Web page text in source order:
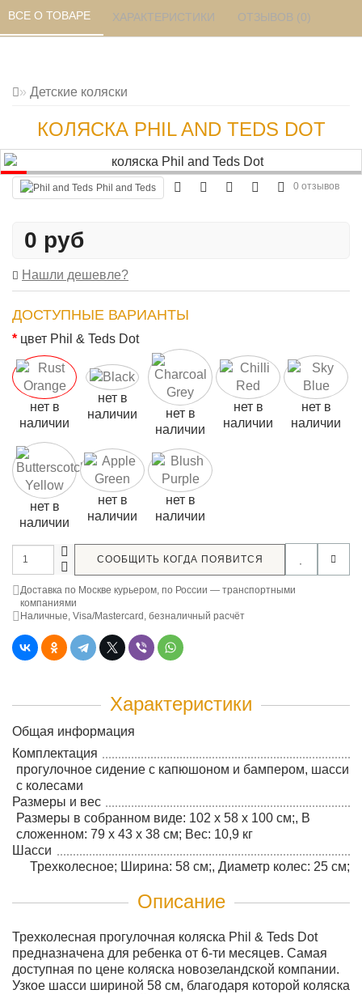
Детские коляски
КОЛЯСКА PHIL AND TEDS DOT
ВСЕ О ТОВАРЕ ХАРАКТЕРИСТИКИ ОТЗЫВОВ (0)
Phil and Teds 0 отзывов
0 руб
Нашли дешевле?
ДОСТУПНЫЕ ВАРИАНТЫ
цвет Phil & Teds Dot
нет в
наличии
нет в
наличии
нет в
наличии
нет в
наличии
нет в
наличии
нет в
наличии
нет в
наличии
нет в
наличии
СООБЩИТЬ КОГДА ПОЯВИТСЯ
Доставка по Москве курьером, по России — транспортными
компаниями
Наличные, Visa/Mastercard, безналичный расчёт
Характеристики
Общая информация
Комплектация
прогулочное сидение с капюшоном и бампером, шасси
с колесами
Размеры и вес
Размеры в собранном виде: 102 х 58 х 100 см;, В
сложенном: 79 х 43 х 38 см; Вес: 10,9 кг
Шасси
Трехколесное; Ширина: 58 см;, Диаметр колес: 25 см;
Описание
Трехколесная прогулочная коляска Phil & Teds Dot
предназначена для ребенка от 6-ти месяцев. Самая
доступная по цене коляска новозеландской компании.
Узкое шасси шириной 58 см, благодаря которой коляска